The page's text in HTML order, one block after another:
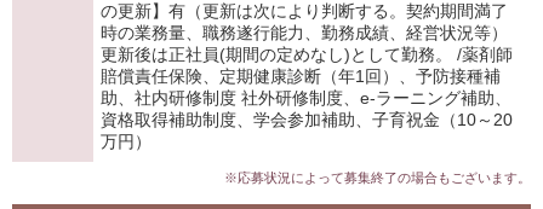
の更新】有（更新は次により判断する。契約期間満了
時の業務量、職務遂行能力、勤務成績、経営状況等）
更新後は正社員(期間の定めなし)として勤務。 /薬剤師
賠償責任保険、定期健康診断（年1回）、予防接種補
助、社内研修制度 社外研修制度、e-ラーニング補助、
資格取得補助制度、学会参加補助、子育祝金（10～20
万円）
※応募状況によって募集終了の場合もございます。